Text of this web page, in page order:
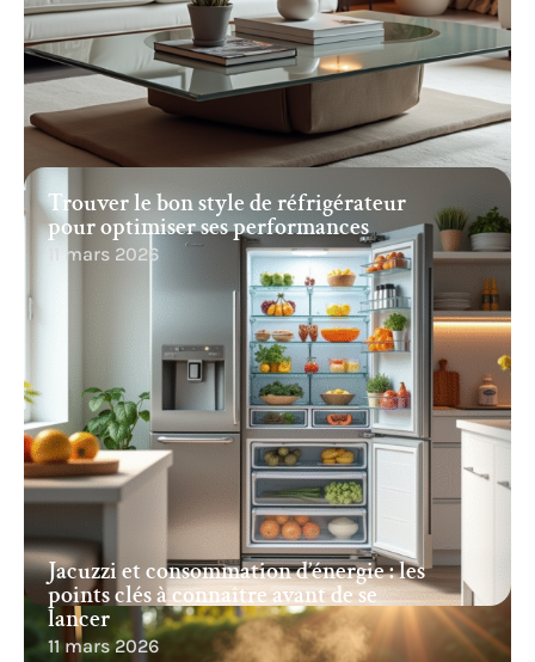
Jacuzzi et consommation d’énergie : les
points clés à connaître avant de se
lancer
11 mars 2026
Trouver le bon style de réfrigérateur
pour optimiser ses performances
11 mars 2026